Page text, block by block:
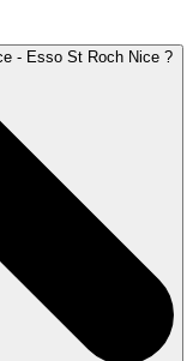
- Esso St Roch Nice ?